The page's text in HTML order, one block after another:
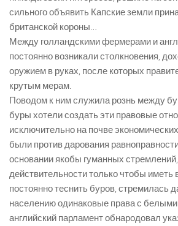
сильного объявить Капские земли
британской короны…
Между голландскими фермерами и
постоянно возникали столкновения,
оружием в руках, после которых
крутым мерам.
Поводом к ним служила рознь между
буры хотели создать эти правовые
исключительно на почве
были против дарования
основании якобы гуманных
действительности только чтобы иметь
постоянно теснить буров, стремилась
населению одинаковые права с
английский парламент обнародовал